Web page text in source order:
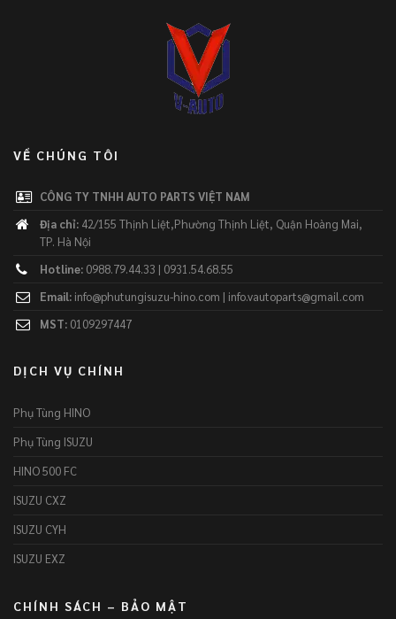
VỀ CHÚNG TÔI
CÔNG TY TNHH AUTO PARTS VIỆT NAM
Địa chỉ: 42/155 Thịnh Liệt,Phường Thịnh Liệt, Quận Hoàng Mai,
TP. Hà Nội
Hotline: 0988.79.44.33 | 0931.54.68.55
Email: info@phutungisuzu-hino.com | info.vautoparts@gmail.com
MST: 0109297447
DỊCH VỤ CHÍNH
Phụ Tùng HINO
Phụ Tùng ISUZU
HINO 500 FC
ISUZU CXZ
ISUZU CYH
ISUZU EXZ
CHÍNH SÁCH – BẢO MẬT